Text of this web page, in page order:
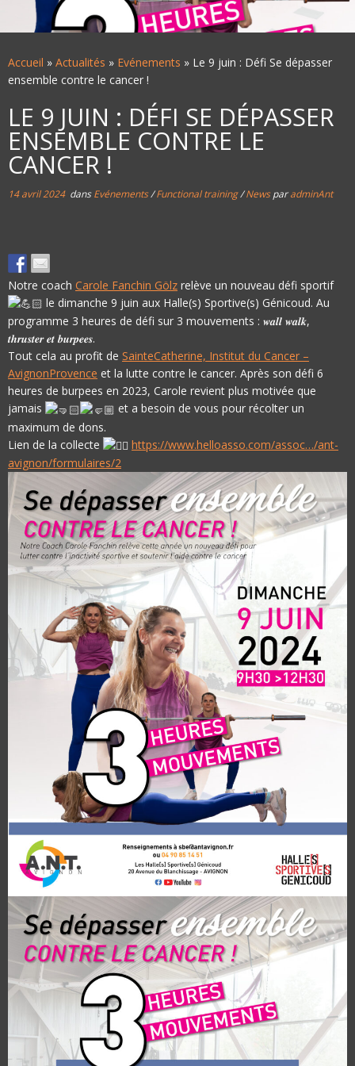
Accueil » Actualités » Evénements » Le 9 juin : Défi Se dépasser
ensemble contre le cancer !
LE 9 JUIN : DÉFI SE DÉPASSER
ENSEMBLE CONTRE LE
CANCER !
14 avril 2024dansEvénements/Functional training/NewsparadminAnt
Notre coach Carole Fanchin Gölz relève un nouveau défi sportif
le dimanche 9 juin aux Halle(s) Sportive(s) Génicoud. Au
programme 3 heures de défi sur 3 mouvements : 𝒘𝒂𝒍𝒍 𝒘𝒂𝒍𝒌,
𝒕𝒉𝒓𝒖𝒔𝒕𝒆𝒓 𝒆𝒕 𝒃𝒖𝒓𝒑𝒆𝒆𝒔.
Tout cela au profit de SainteCatherine, Institut du Cancer –
AvignonProvence et la lutte contre le cancer. Après son défi 6
heures de burpees en 2023, Carole revient plus motivée que
jamais
et a besoin de vous pour récolter un
maximum de dons.
Lien de la collecte
https://www.helloasso.com/assoc…/ant-
avignon/formulaires/2